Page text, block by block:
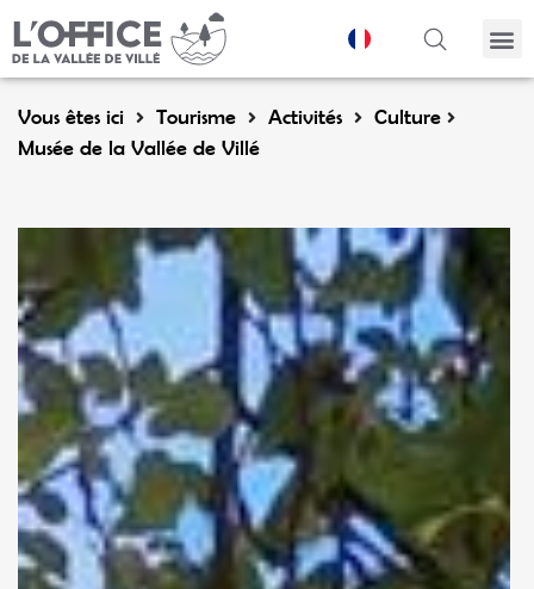
Vous êtes ici Tourisme Activités
Culture
Musée de la Vallée de Villé
Panneau de gestion des cookies